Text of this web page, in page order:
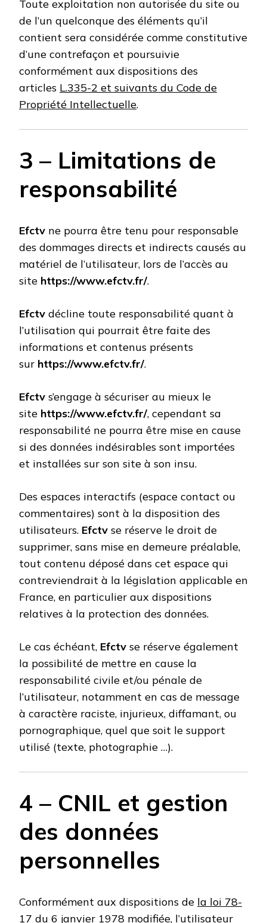
Toute exploitation non autorisée du site ou
de l’un quelconque des éléments qu’il
contient sera considérée comme constitutive
d’une contrefaçon et poursuivie
conformément aux dispositions des
articles L.335-2 et suivants du Code de
Propriété Intellectuelle.
3 – Limitations de
responsabilité
Efctv ne pourra être tenu pour responsable
des dommages directs et indirects causés au
matériel de l’utilisateur, lors de l’accès au
site https://www.efctv.fr/.
Efctv décline toute responsabilité quant à
l’utilisation qui pourrait être faite des
informations et contenus présents
sur https://www.efctv.fr/.
Efctv s’engage à sécuriser au mieux le
site https://www.efctv.fr/, cependant sa
responsabilité ne pourra être mise en cause
si des données indésirables sont importées
et installées sur son site à son insu.
Des espaces interactifs (espace contact ou
commentaires) sont à la disposition des
utilisateurs. Efctv se réserve le droit de
supprimer, sans mise en demeure préalable,
tout contenu déposé dans cet espace qui
contreviendrait à la législation applicable en
France, en particulier aux dispositions
relatives à la protection des données.
Le cas échéant, Efctv se réserve également
la possibilité de mettre en cause la
responsabilité civile et/ou pénale de
l’utilisateur, notamment en cas de message
à caractère raciste, injurieux, diffamant, ou
pornographique, quel que soit le support
utilisé (texte, photographie …).
4 – CNIL et gestion
des données
personnelles
Conformément aux dispositions de la loi 78-
17 du 6 janvier 1978 modifiée, l’utilisateur